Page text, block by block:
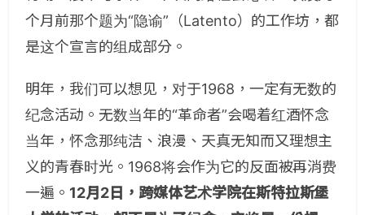
个月前那个题为“隐谕”（Latento）的工作坊，都
是这个宣言的组成部分。
明年，我们可以想见，对于1968，一定有无数的
纪念活动。无数当年的“革命者”会喝着红酒怀念
当年，怀念那纯洁、浪漫、天真无知而又理想主
义的青春时光。1968将会作为它的反面被再消费
一遍。 12月2日，跨媒体艺术学院在斯特拉斯堡